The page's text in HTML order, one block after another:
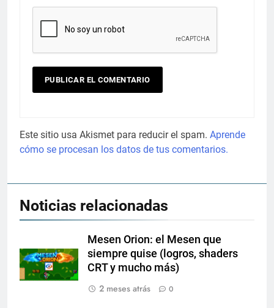
Este sitio usa Akismet para reducir el spam. Aprende
cómo se procesan los datos de tus comentarios.
Noticias relacionadas
Mesen Orion: el Mesen que
siempre quise (logros, shaders
CRT y mucho más)
2 meses atrás
0